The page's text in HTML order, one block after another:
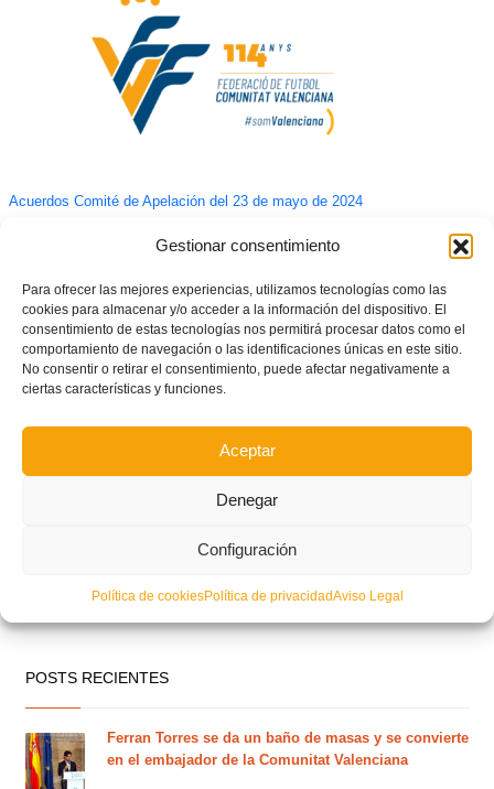
Gestionar consentimiento
Para ofrecer las mejores experiencias, utilizamos tecnologías como las
cookies para almacenar y/o acceder a la información del dispositivo. El
consentimiento de estas tecnologías nos permitirá procesar datos como el
comportamiento de navegación o las identificaciones únicas en este sitio.
No consentir o retirar el consentimiento, puede afectar negativamente a
ciertas características y funciones.
Aceptar
Denegar
Configuración
Política de cookiesPolítica de privacidadAviso Legal
Acuerdos Comité de Apelación del 23 de mayo de 2024
POSTS RECIENTES
Ferran Torres se da un baño de masas y se convierte
en el embajador de la Comunitat Valenciana